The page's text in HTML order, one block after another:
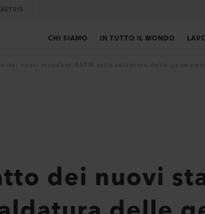
CHI SIAMO IN TUTTO IL MONDO
dei nuovi